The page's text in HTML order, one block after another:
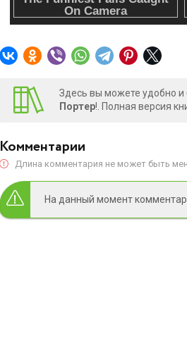
Здесь вы можете удобно и
Портер!. Полная версия
Комментарии
Длина комментария не может быть
На данный момент